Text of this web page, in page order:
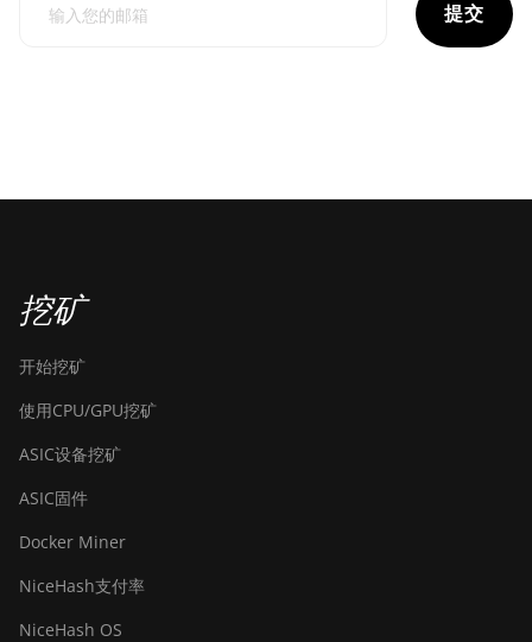
提交
挖矿
开始挖矿
使用CPU/GPU挖矿
ASIC设备挖矿
ASIC固件
Docker Miner
NiceHash支付率
NiceHash OS